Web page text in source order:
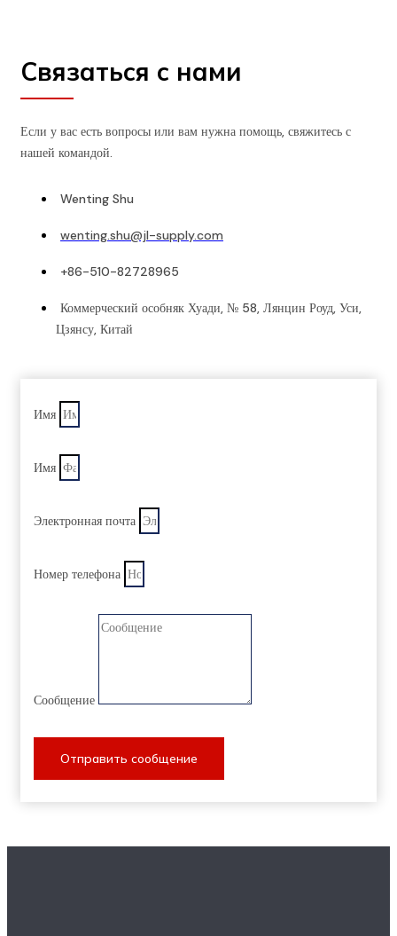
Связаться с нами
Если у вас есть вопросы или вам нужна помощь, свяжитесь с
нашей командой.
Wenting Shu
wenting.shu@jl-supply.com
+86-510-82728965
Коммерческий особняк Хуади, № 58, Лянцин Роуд, Уси,
Цзянсу, Китай
Имя
Имя
Электронная почта
Номер телефона
Сообщение
Отправить сообщение